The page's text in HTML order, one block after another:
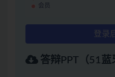
会员
登录
答辩PPT（51蓝